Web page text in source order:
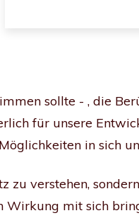
sollte - , die
für unsere
in sich
verstehen,
mit sich